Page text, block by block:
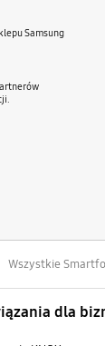
Samsung
Wszystkie
dla